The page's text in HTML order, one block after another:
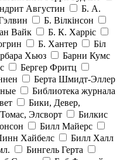
Августин
Б. А.
Б. Вілкінсон
Вайк
Б. К. Харріс
Б. Хантер
Біл
Хьюз
Барни Кумс
Бергер Фритц
Берта Шмидт-Эллер
Библиотека журнала
Бики, Девер,
Элсворт
Билкис
Билл Майерс
Хайбелс
Билл Халл
Бингель Герта